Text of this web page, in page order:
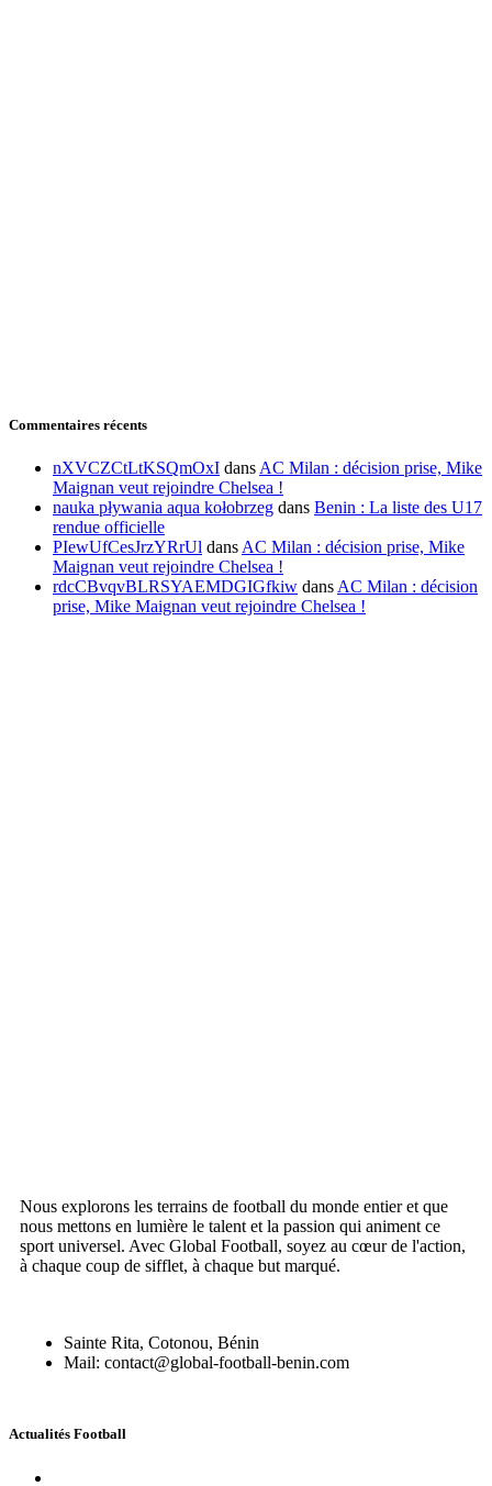
Commentaires récents
nXVCZCtLtKSQmOxI dans AC Milan : décision prise, Mike
Maignan veut rejoindre Chelsea !
nauka pływania aqua kołobrzeg dans Benin : La liste des U17
rendue officielle
PIewUfCesJrzYRrUl dans AC Milan : décision prise, Mike
Maignan veut rejoindre Chelsea !
rdcCBvqvBLRSYAEMDGIGfkiw dans AC Milan : décision
prise, Mike Maignan veut rejoindre Chelsea !
Nous explorons les terrains de football du monde entier et que
nous mettons en lumière le talent et la passion qui animent ce
sport universel. Avec Global Football, soyez au cœur de l'action,
à chaque coup de sifflet, à chaque but marqué.
Sainte Rita, Cotonou, Bénin
Mail: contact@global-football-benin.com
Actualités Football